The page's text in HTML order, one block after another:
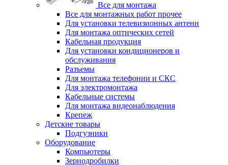
Все для монтажа
Все для монтажных работ прочее
Для установки телевизионных антенн
Для монтажа оптических сетей
Кабельная продукция
Для установки кондиционеров и
обслуживания
Разъемы
Для монтажа телефонии и СКС
Для электромонтажа
Кабельные системы
Для монтажа видеонаблюдения
Крепеж
Детские товары
Подгузники
Оборудование
Компьютеры
Зернодробилки